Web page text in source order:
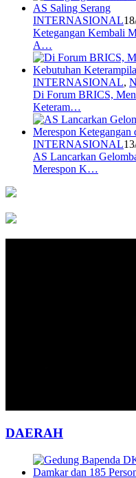
INTERNASIONAL
Ketegangan Kembali
A…
INTERNASIONAL,
Di Forum BRICS,
Keteram…
INTERNASIONAL
AS Lancarkan
Merespon K…
DAERAH